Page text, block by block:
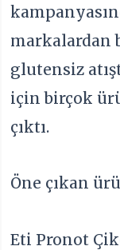
markalardan
glutensiz
için birçok
çıktı.
Öne çıkan
Eti Pronot